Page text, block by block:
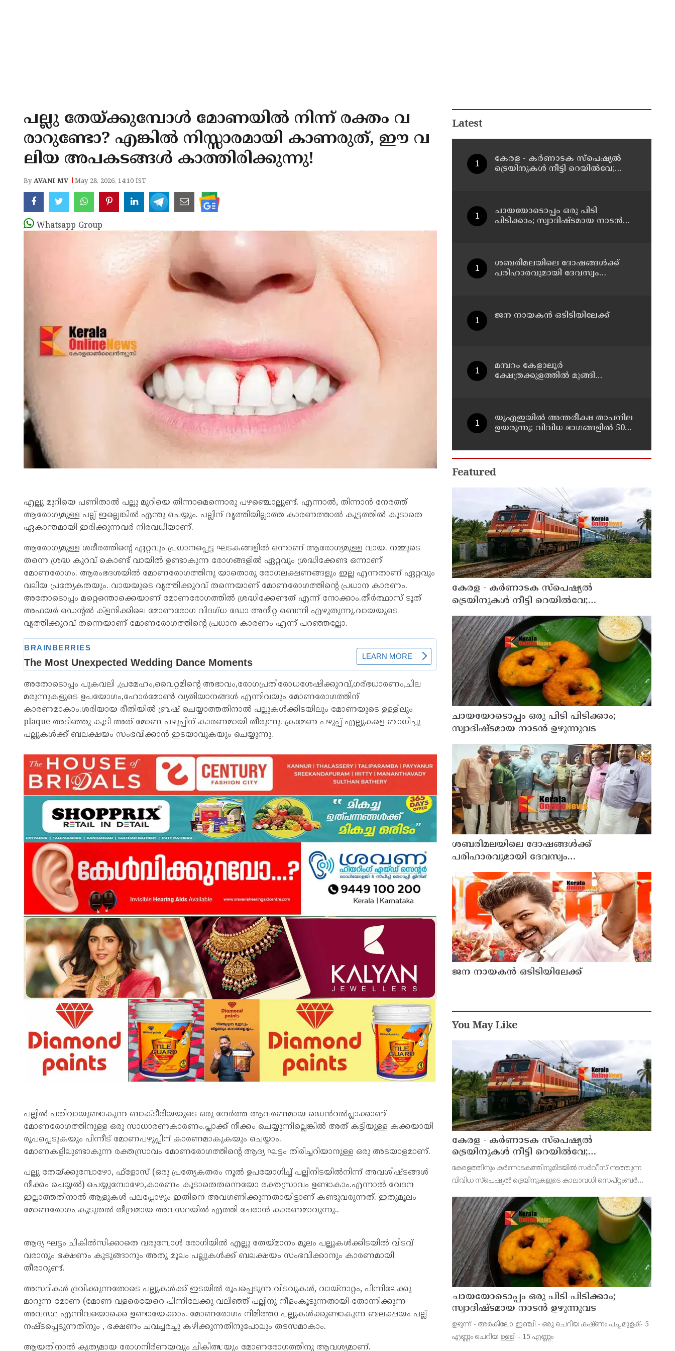
പല്ലു തേയ്ക്കുമ്പോൾ മോണയിൽ നിന്ന് രക്തം വ
രാറുണ്ടോ? എങ്കിൽ നിസ്സാരമായി കാണരുത്, ഈ വ
ലിയ അപകടങ്ങൾ കാത്തിരിക്കുന്നു!
ByAVANI MV May 28, 2026, 14:10 IST
Whatsapp Group
എല്ലു മുറിയെ പണിതാൽ പല്ലു മുറിയെ തിന്നാമെന്നൊരു പഴഞ്ചൊല്ലുണ്ട്. എന്നാൽ, തിന്നാൻ നേരത്ത്
ആരോഗ്യമുള്ള പല്ല് ഇല്ലെങ്കിൽ എന്തു ചെയ്യും. പല്ലിന് വൃത്തിയില്ലാത്ത കാരണത്താൽ കൂട്ടത്തിൽ കൂടാതെ
ഏകാന്തമായി ഇരിക്കുന്നവർ നിരവധിയാണ്.
ആരോഗ്യമുള്ള ശരീരത്തിന്റെ ഏറ്റവും പ്രധാനപ്പെട്ട ഘടകങ്ങളിൽ ഒന്നാണ് ആരോഗ്യമുള്ള വായ. നമ്മുടെ
തന്നെ ശ്രദ്ധ കുറവ് കൊണ്ട് വായിൽ ഉണ്ടാകുന്ന രോഗങ്ങളിൽ ഏറ്റവും ശ്രദ്ധിക്കേണ്ട ഒന്നാണ്
മോണരോഗം. ആരംഭ​ദ​ശ​യിൽ മോണരോഗത്തിനു യാതൊ​രു രോഗ​ല​ക്ഷ​ണ​ങ്ങ​ളും ഇല്ല എന്നതാണ് ഏറ്റവും
വലിയ പ്രത്യേകതയും. വായയുടെ വൃത്തിക്കുറവ് തന്നെയാണ് മോണരോഗത്തിന്റെ പ്രധാന കാരണം.
അതോടൊപ്പം മറ്റെന്തൊക്കെയാണ് മോണരോഗത്തിൽ ശ്രദ്ധിക്കേണ്ടത് എന്ന് നോക്കാം.തീർത്ഥാസ് ടൂത്
അഫയർ ഡെന്റൽ ക്ളനിക്കിലെ മോണരോഗ വിദഗ്ധ ഡോ അനീറ്റ ബെന്നി എഴുതുന്നു.വായയുടെ
വൃത്തിക്കുറവ് തന്നെയാണ് മോണരോഗത്തിന്റെ പ്രധാന കാരണം എന്ന് പറഞ്ഞല്ലോ.
അതോടൊപ്പം പുകവലി ,പ്രമേഹം,വൈറ്റമിന്റെ അഭാവം,രോഗപ്രതിരോധശേഷിക്കുറവ്,ഗര്ഭധാരണം,ചില
മരുന്നുകളുടെ ഉപയോഗം,ഹോർമോൺ വ്യതിയാനങ്ങൾ എന്നിവയും മോണരോഗത്തിന്
കാരണമാകാം.ശരിയായ രീതിയിൽ ബ്രഷ് ചെയ്യാത്തതിനാൽ പല്ലുകൾക്കിടയിലും മോണയുടെ ഉള്ളിലും
plaque അടിഞ്ഞു കൂടി അത് മോണ പഴുപ്പിന് കാരണമായി തീരുന്നു. ക്രമേണ പഴുപ്പ് എല്ലുകളെ ബാധിച്ചു
പല്ലുകൾക്ക് ബലക്ഷയം സംഭവിക്കാൻ ഇടയാവുകയും ചെയ്യുന്നു.
പല്ലിൽ പതിവാ​യു​ണ്ടാ​കുന്ന ബാക്‌ടീ​രി​യ​യു​ടെ ഒരു നേർത്ത ആവരണ​മായ ഡെൻറൽപ്ലാ​ക്കാണ്‌
മോണരോഗത്തിനുള്ള ഒരു സാധാ​ര​ണ​കാ​രണം.പ്ലാക്ക് നീക്കം ചെയ്യു​ന്നി​ല്ലെ​ങ്കിൽ അത്‌ കട്ടിയുള്ള കക്കയായി
രൂപപ്പെടുകയും പിന്നീട് മോണപഴുപ്പിന് കാരണമാകുകയും ചെയ്യാം.
മോണ​ക​ളി​ലു​ണ്ടാ​കുന്ന രക്തസ്രാ​വം മോണരോഗത്തിന്റെ ആദ്യ ഘട്ടം തിരി​ച്ച​റി​യാ​നുള്ള ഒരു അടയാ​ള​മാ​ണ്.
പല്ലു തേയ്‌ക്കു​മ്പോ​ഴോ, ഫ്‌ളോസ്‌ (ഒരു പ്രത്യേ​ക​തരം നൂൽ ഉപയോ​ഗിച്ച് പല്ലിനി​ട​യിൽനിന്ന് അവശി​ഷ്ടങ്ങൾ
നീക്കം ചെയ്യൽ) ചെയ്യു​മ്പോ​ഴോ,കാരണം കൂടാ​തെ​ത​ന്നെ​യോ രക്തസ്രാവം ഉണ്ടാകാം.എന്നാൽ വേദന
ഇല്ലാത്തതിനാൽ ആളുകൾ പലപ്പോഴും ഇതിനെ അവഗണിക്കുന്നതായിട്ടാണ് കണ്ടുവരുന്നത്. ഇതുമൂലം
മോണരോഗം കൂടുതൽ തീവ്രമായ അവസ്ഥയിൽ എത്തി ചേരാൻ കാരണമാവുന്നു..
ആദ്യ ഘട്ടം ചികിൽസിക്കാതെ വരുമ്പോൾ രോഗിയിൽ എല്ലു തേയ്മാനം മൂലം പല്ലുകൾക്കിടയിൽ വിടവ്
വരാനും ഭക്ഷണം കുടുങ്ങാനും അതു മൂലം പല്ലുകൾക്ക് ബലക്ഷയം സംഭവിക്കാനും കാരണമായി
തീരാറുണ്ട്.
അസ്ഥികൾ ദ്രവിക്കുന്നതോടെ പല്ലുകൾക്ക് ഇടയിൽ രൂപ​പ്പെ​ടുന്ന വിടവു​കൾ, വായ്‌നാ​റ്റം, പിന്നി​ലേക്കു
മാറുന്ന മോണ (മോണ വളരെ​യേറെ പിന്നി​ലേക്കു വലിഞ്ഞ് പല്ലിനു നീളം​കൂ​ടു​ന്ന​താ​യി തോന്നി​ക്കുന്ന
അവസ്ഥ എന്നിവയൊക്കെ ഉണ്ടായേക്കാം. മോണ​രോ​ഗം നിമി​ത്ത​o പല്ലുകൾക്കുണ്ടാകുന്ന ബലക്ഷയം പല്ല്
നഷ്ടപ്പെ​ടു​ന്ന​തിനും , ഭക്ഷണം ചവച്ചരച്ചു കഴിക്കു​ന്ന​തി​നുപോലും തടസമാകാം.
ആയതിനാൽ കൃത്യമായ രോഗ​നിർണ​യ​വും ചികി​ത്സ​യും മോണരോഗത്തിനു ആവശ്യമാണ്.
Latest
കേരള - കര്‍ണാടക സ്പെഷ്യല്‍
ട്രെയിനുകള്‍ നീട്ടി റെയില്‍വേ;
ചായയോടൊപ്പം ഒരു പിടി
പിടിക്കാം; സ്വാദിഷ്ടമായ നാടൻ
ശബരിമലയിലെ ദോഷങ്ങള്‍ക്ക്
പരിഹാരവുമായി ദേവസ്വം
ക്ഷേത്രത്തിലും തൃച്ചംബരം
ജന നായകന്‍ ഒടിടിയിലേക്ക്
മമ്പറം കേളാലൂർ
ക്ഷേത്രക്കുളത്തിൽ മുങ്ങി
യുഎഇയില്‍ അന്തരീക്ഷ താപനില
ഉയരുന്നു; വിവിധ ഭാഗങ്ങളില്‍ 50
Featured
കേരള - കര്‍ണാടക സ്പെഷ്യല്‍
ട്രെയിനുകള്‍ നീട്ടി റെയില്‍വേ;
റിസര്‍വേഷൻ ആരംഭിച്ചു
ചായയോടൊപ്പം ഒരു പിടി പിടിക്കാം;
സ്വാദിഷ്ടമായ നാടൻ ഉഴുന്നുവട
ശബരിമലയിലെ ദോഷങ്ങള്‍ക്ക്
പരിഹാരവുമായി ദേവസ്വം
ബോർഡ്;എക്സിക്യൂട്ടീവ് ഓഫീസറുടെ
നേതൃത്വത്തിൽ തളിപ്പറമ്പ് രാജരാജേശ്വര
ക്ഷേത്രത്തിലും തൃച്ചംബരം ശ്രീകൃഷ്ണ
ക്ഷേത്രത്തിലും വഴിപാടുകൾ സമർപ്പിച്ചു
ജന നായകന്‍ ഒടിടിയിലേക്ക്
You May Like
കേരള - കര്‍ണാടക സ്പെഷ്യല്‍
ട്രെയിനുകള്‍ നീട്ടി റെയില്‍വേ;
റിസര്‍വേഷൻ ആരംഭിച്ചു
കേരളത്തിനും കർണാടകത്തിനുമിടയില്‍ സർവീസ് നടത്തുന്ന
വിവിധ സ്പെഷ്യല്‍ ട്രെയിനുകളുടെ കാലാവധി സെപ്റ്റംബർ
ചായയോടൊപ്പം ഒരു പിടി പിടിക്കാം;
സ്വാദിഷ്ടമായ നാടൻ ഉഴുന്നുവട
ഉഴുന്ന് - അരകിലോ ഇഞ്ചി - ഒരു ചെറിയ കഷ്ണം പച്ചമുളക്- 5
എണ്ണം ചെറിയ ഉള്ളി - 15 എണ്ണം